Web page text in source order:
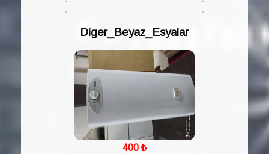
Diger_Beyaz_Esyalar
400₺